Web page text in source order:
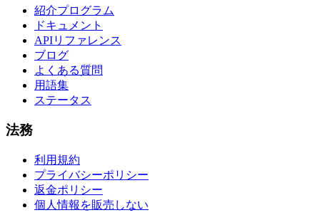
紹介プログラム
ドキュメント
APIリファレンス
ブログ
よくある質問
用語集
ステータス
法務
利用規約
プライバシーポリシー
返金ポリシー
個人情報を販売しない